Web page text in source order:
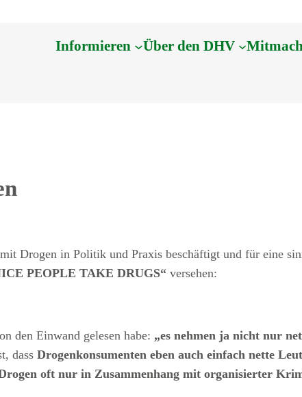
Informieren Über den DHV
Drogen in Politik und Praxis beschäftigt und für eine
PEOPLE TAKE DRUGS“ versehen:
den Einwand gelesen habe: „es nehmen ja nicht nur
dassDrogenkonsumenten eben auch einfach nette
oft nur in Zusammenhang mit organisierter